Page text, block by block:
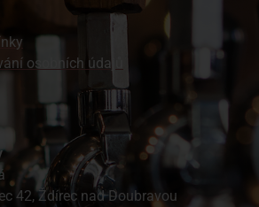
osobních údajů
42, Ždírec nad Doubravou